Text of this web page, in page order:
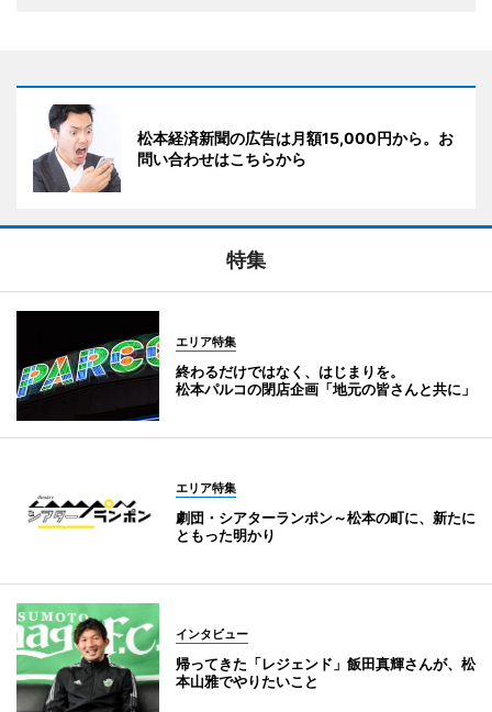
松本経済新聞の広告は月額15,000円から。お
問い合わせはこちらから
特集
エリア特集
終わるだけではなく、はじまりを。
松本パルコの閉店企画「地元の皆さんと共に」
エリア特集
劇団・シアターランポン～松本の町に、新たに
ともった明かり
インタビュー
帰ってきた「レジェンド」飯田真輝さんが、松
本山雅でやりたいこと